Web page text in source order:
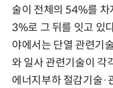
술이 전체의 54%를
3%로 그 뒤를 잇고 있
야에서는 단열 관련기
와 일사 관련기술이
에너지부하 절감기술